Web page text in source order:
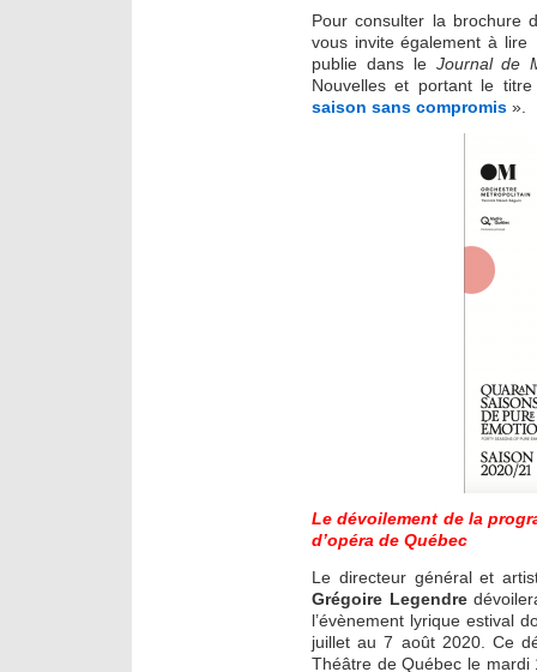
Pour consulter la brochure
vous invite également à lire
publie dans le Journal de
Nouvelles et portant le
saison sans compromis ».
Le dévoilement de la
d’opéra de Québec
Le directeur général et
Grégoire Legendre
l’évènement lyrique estival
juillet au 7 août 2020. Ce
Théâtre de Québec le mardi